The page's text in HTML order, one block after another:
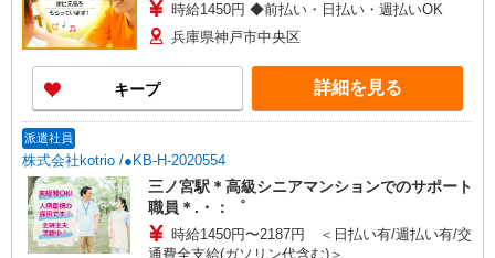
時給1450円 ◆前払い・日払い・週払いOK
兵庫県神戸市中央区
キープ 詳細を見る
派遣社員
株式会社kotrio /●KB-H-2020554
三ノ宮駅＊高級シニアマンションでのサポート
職員＊.・：゜
時給1450円〜2187円 ＜日払い有/週払い有/交
通費全支給(ガソリン代含む)＞